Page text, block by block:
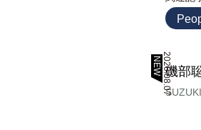
2026.08.07
NEW 磯部